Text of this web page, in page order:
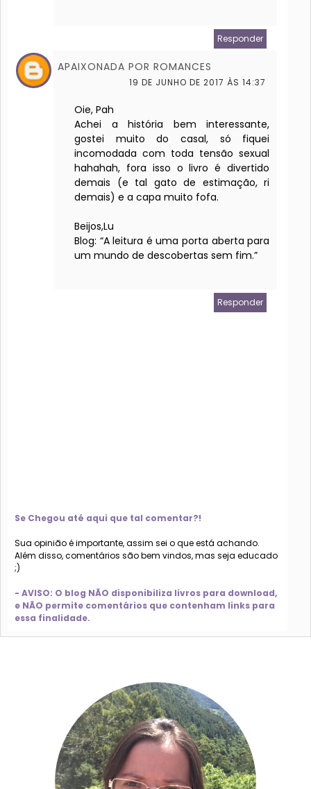
Responder
APAIXONADA POR ROMANCES
19 DE JUNHO DE 2017 ÀS 14:37
Oie, Pah
Achei a história bem interessante,
gostei muito do casal, só fiquei
incomodada com toda tensão sexual
hahahah, fora isso o livro é divertido
demais (e tal gato de estimação, ri
demais) e a capa muito fofa.
Beijos,Lu
Blog: “A leitura é uma porta aberta para
um mundo de descobertas sem fim.”
Responder
Se Chegou até aqui que tal comentar?!
Sua opinião é importante, assim sei o que está achando.
Além disso, comentários são bem vindos, mas seja educado
;)
- AVISO: O blog NÃO disponibiliza livros para download,
e NÃO permite comentários que contenham links para
essa finalidade.